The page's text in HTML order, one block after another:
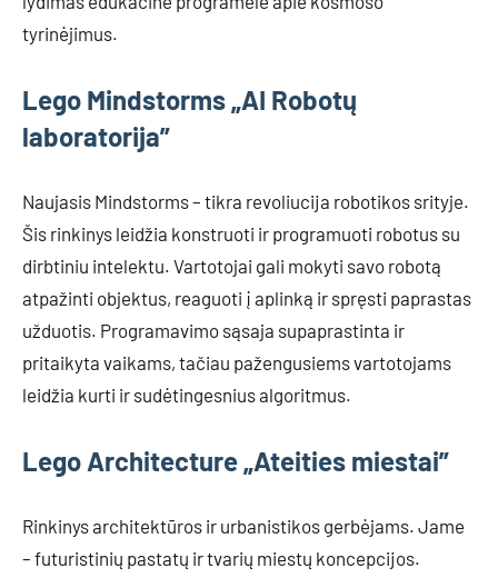
tyrinėjimus.
Lego Mindstorms „AI Robotų
laboratorija”
Naujasis Mindstorms – tikra revoliucija robotikos srityje.
Šis rinkinys leidžia konstruoti ir programuoti robotus su
dirbtiniu intelektu. Vartotojai gali mokyti savo robotą
atpažinti objektus, reaguoti į aplinką ir spręsti paprastas
užduotis. Programavimo sąsaja supaprastinta ir
pritaikyta vaikams, tačiau pažengusiems vartotojams
leidžia kurti ir sudėtingesnius algoritmus.
Lego Architecture „Ateities miestai”
Rinkinys architektūros ir urbanistikos gerbėjams. Jame
– futuristinių pastatų ir tvarių miestų koncepcijos.